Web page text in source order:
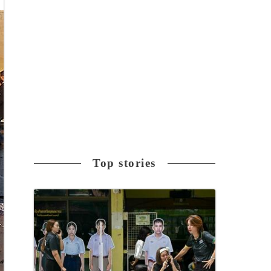
Top stories